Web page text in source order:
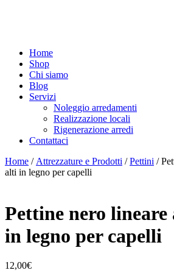
Home
Shop
Chi siamo
Blog
Servizi
Noleggio arredamenti
Realizzazione locali
Rigenerazione arredi
Contattaci
Home / Attrezzature e Prodotti /Pettini /
alti in legno per capelli
Pettine nero
in legno per capelli
12,00€